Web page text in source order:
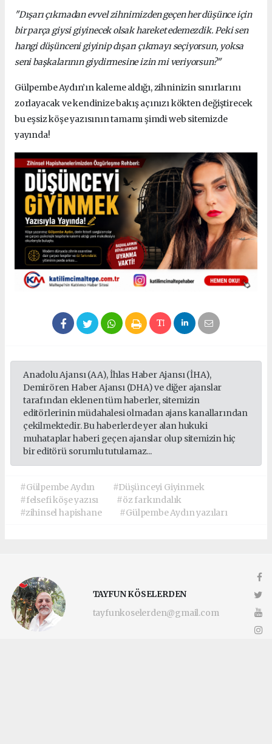
"Dışarı çıkmadan evvel zihnimizden geçen her düşünce için
bir parça giysi giyinecek olsak hareket edemezdik. Peki sen
hangi düşünceni giyinip dışarı çıkmayı seçiyorsun, yoksa
seni başkalarının giydirmesine izin mi veriyorsun?"
Gülpembe Aydın’ın kaleme aldığı, zihninizin sınırlarını
zorlayacak ve kendinize bakış açınızı kökten değiştirecek
bu eşsiz köşe yazısının tamamı şimdi web sitemizde
yayında!
Anadolu Ajansı (AA), İhlas Haber Ajansı (İHA),
Demirören Haber Ajansı (DHA) ve diğer ajanslar
tarafından eklenen tüm haberler, sitemizin
editörlerinin müdahalesi olmadan ajans kanallarından
çekilmektedir. Bu haberlerde yer alan hukuki
muhataplar haberi geçen ajanslar olup sitemizin hiç
bir editörü sorumlu tutulamaz...
#Gülpembe Aydın
#Düşünceyi Giyinmek
#felsefi köşe yazısı
#öz farkındalık
#zihinsel hapishane
#Gülpembe Aydın yazıları
TAYFUN KÖSELERDEN
tayfunkoselerden@gmail.com